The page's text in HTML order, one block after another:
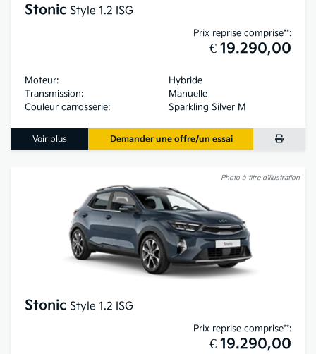
Stonic Style 1.2 ISG
Prix reprise comprise**:
€ 19.290,00
Moteur:
Hybride
Transmission:
Manuelle
Couleur carrosserie:
Sparkling Silver M
Voir plus Demander une offre/un essai
Photo à titre d’illustration
Stonic Style 1.2 ISG
Prix reprise comprise**:
€ 19.290,00